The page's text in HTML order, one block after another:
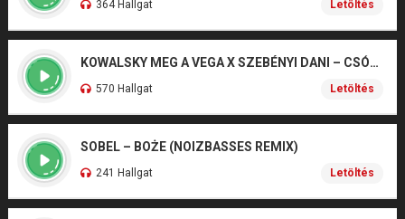
364 Hallgat Letöltés
KOWALSKY MEG A VEGA X SZEBÉNYI DANI – CSÓNAK
570 Hallgat Letöltés
SOBEL – BOŻE (NOIZBASSES REMIX)
241 Hallgat Letöltés